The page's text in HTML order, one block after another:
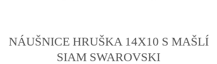
NÁUŠNICE HRUŠKA 14X10 S MAŠLÍ
SIAM SWAROVSKI